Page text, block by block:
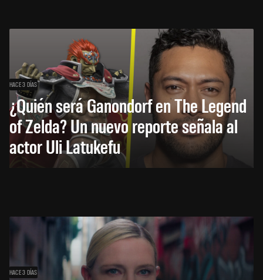
HACE 3 DÍAS
¿Quién será Ganondorf en The Legend
of Zelda? Un nuevo reporte señala al
actor Uli Latukefu
HACE 3 DÍAS